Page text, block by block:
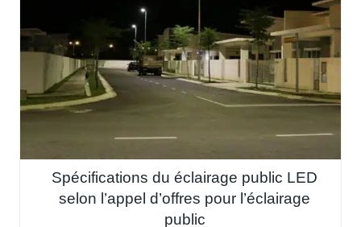
Spécifications du éclairage public LED
selon l’appel d’offres pour l’éclairage
public